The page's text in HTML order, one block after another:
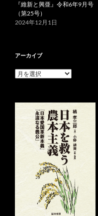
『維新と興亜』令和6年9月号
（第25号）
2024年12月1日
アーカイブ
ア